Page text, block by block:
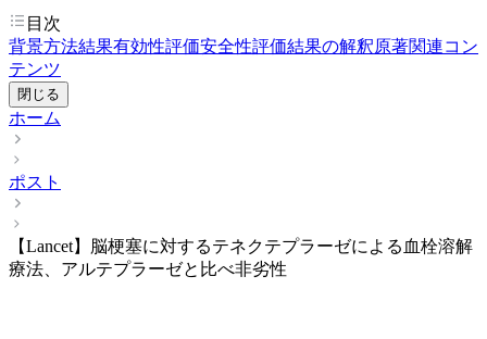
目次
背景方法結果有効性評価安全性評価結果の解釈原著関連コン
テンツ
閉じる
ホーム
ポスト
【Lancet】脳梗塞に対するテネクテプラーゼによる血栓溶解
療法、アルテプラーゼと比べ非劣性